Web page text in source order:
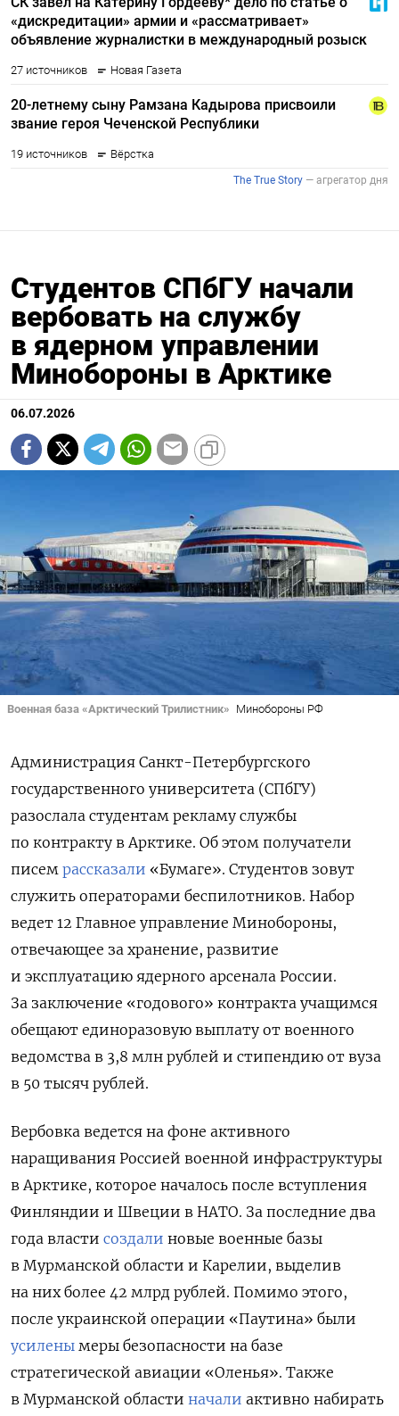
Студентов СПбГУ начали
вербовать на службу
в ядерном управлении
Минобороны в Арктике
06.07.2026
Военная база «Арктический Трилистник» Минобороны РФ
Администрация Санкт-Петербургского
государственного университета (СПбГУ)
разослала студентам рекламу службы
по контракту в Арктике. Об этом получатели
писем рассказали «Бумаге». Студентов зовут
служить операторами беспилотников. Набор
ведет 12 Главное управление Минобороны,
отвечающее за хранение, развитие
и эксплуатацию ядерного арсенала России.
За заключение «годового» контракта учащимся
обещают единоразовую выплату от военного
ведомства в 3,8 млн рублей и стипендию от вуза
в 50 тысяч рублей.
Вербовка ведется на фоне активного
наращивания Россией военной инфраструктуры
в Арктике, которое началось после вступления
Финляндии и Швеции в НАТО. За последние два
года власти создали новые военные базы
в Мурманской области и Карелии, выделив
на них более 42 млрд рублей. Помимо этого,
после украинской операции «Паутина» были
усилены меры безопасности на базе
стратегической авиации «Оленья». Также
в Мурманской области начали активно набирать